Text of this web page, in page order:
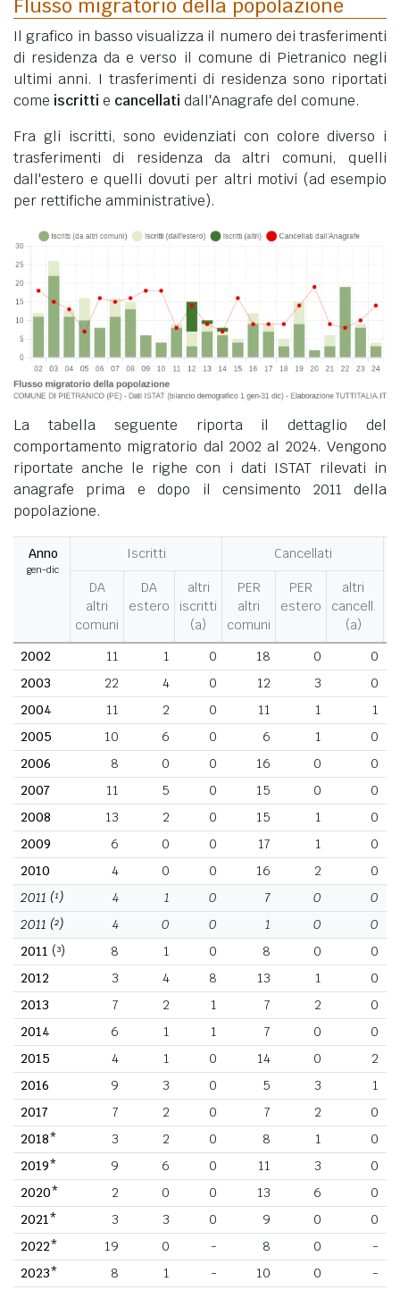
Flusso migratorio della popolazione
Il grafico in basso visualizza il numero dei trasferimenti
di residenza da e verso il comune di Pietranico negli
ultimi anni. I trasferimenti di residenza sono riportati
come iscritti e cancellati dall'Anagrafe del comune.
Fra gli iscritti, sono evidenziati con colore diverso i
trasferimenti di residenza da altri comuni, quelli
dall'estero e quelli dovuti per altri motivi (ad esempio
per rettifiche amministrative).
La tabella seguente riporta il dettaglio del
comportamento migratorio dal 2002 al 2024. Vengono
riportate anche le righe con i dati ISTAT rilevati in
anagrafe prima e dopo il censimento 2011 della
popolazione.
Anno
gen-dic
Iscritti
Cancellati
DA
altri
comuni
DA
estero
altri
iscritti
(a)
PER
altri
comuni
PER
estero
altri
cancell.
(a)
2002
11 1 0 18 0
0
2003
22 4 0 12 3
0
2004
11 2 0 11 1
1
2005
10 6 0 6 1
0
2006
8 0 0 16 0
0
2007
11 5 0 15 0
0
2008
13 2 0 15 1
0
2009
6 0 0 17 1
0
2010
4 0 0 16 2
0
2011 (¹) 4 1 0 7 0
0
2011 (²) 4 0 0 1 0
0
2011 (³) 8 1 0 8 0
0
2012
3 4 8 13 1
0
2013
7 2 1 7 2
0
2014
6 1 1 7 0
0
2015
4 1 0 14 0
2
2016
9 3 0 5 3
1
2017
7 2 0 7 2
0
2018*
3 2 0 8 1
0
2019*
9 6 0 11 3
0
2020*
2 0 0 13 6
0
2021*
3 3 0 9 0
0
2022*
19 0 - 8 0
-
2023*
8 1 - 10 0
-